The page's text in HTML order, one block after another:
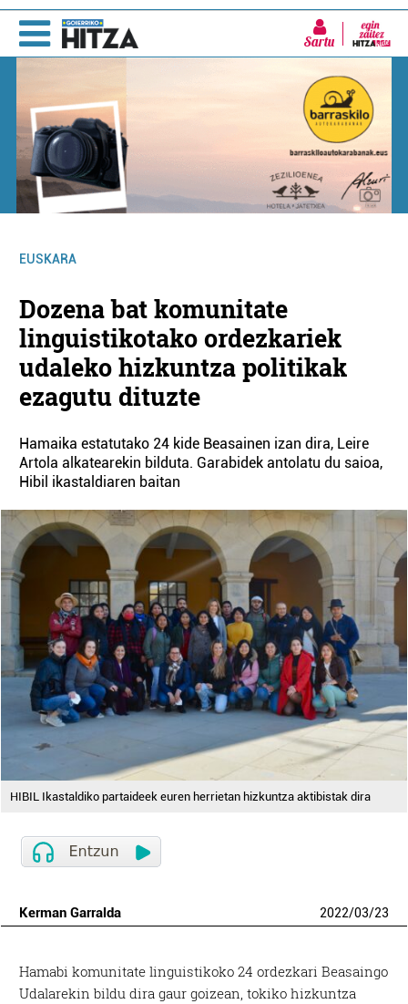
Sartu
EUSKARA
Dozena bat komunitate
linguistikotako ordezkariek
udaleko hizkuntza politikak
ezagutu dituzte
Hamaika estatutako 24 kide Beasainen izan dira, Leire
Artola alkatearekin bilduta. Garabidek antolatu du saioa,
Hibil ikastaldiaren baitan
HIBIL Ikastaldiko partaideek euren herrietan hizkuntza aktibistak dira
Kerman Garralda 2022/03/23
Hamabi komunitate linguistikoko 24 ordezkari Beasaingo
Udalarekin bildu dira gaur goizean, tokiko hizkuntza